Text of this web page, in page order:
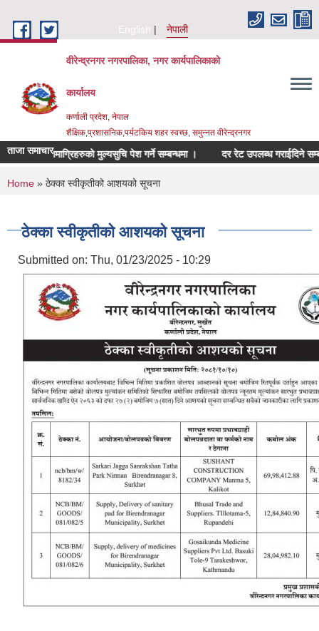
English
नेपाली
वीरेन्द्रनगर नगरपालिका, नगर कार्यपालिकाको
कार्यालय
कर्णाली प्रदेश, नेपाल
शैक्षिक,प्रशासनिक,पर्यटकिय शहर स्वच्छ, समुन्नत वीरेन्द्रनगर
ताजा समाचारसामाग्रिहरुको मुल्यसुचि पेश गर्ने सम्बन्धमा । दर रेट उपलब्ध गराईदिने
You are here
Home » ठेक्का स्वीकृतीको आशयको सूचना
ठेक्का स्वीकृतीको आशयको सूचना
Submitted on: Thu, 01/23/2025 - 10:29